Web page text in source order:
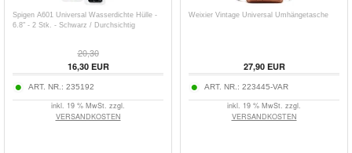
Spigen A601 Universal Wasserdichte Hülle -
6.8" - 2 Stk. - Schwarz / Durchsichtig
20,30
16,30EUR
ART. NR.: 235192
inkl. 19 % MwSt. zzgl.
VERSANDKOSTEN
Weixier Vintage Universal Umhängetasche
27,90EUR
ART. NR.: 223445-VAR
inkl. 19 % MwSt. zzgl.
VERSANDKOSTEN